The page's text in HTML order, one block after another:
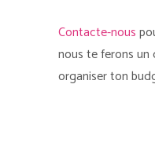
Contacte-nous
nous te ferons un
organiser ton